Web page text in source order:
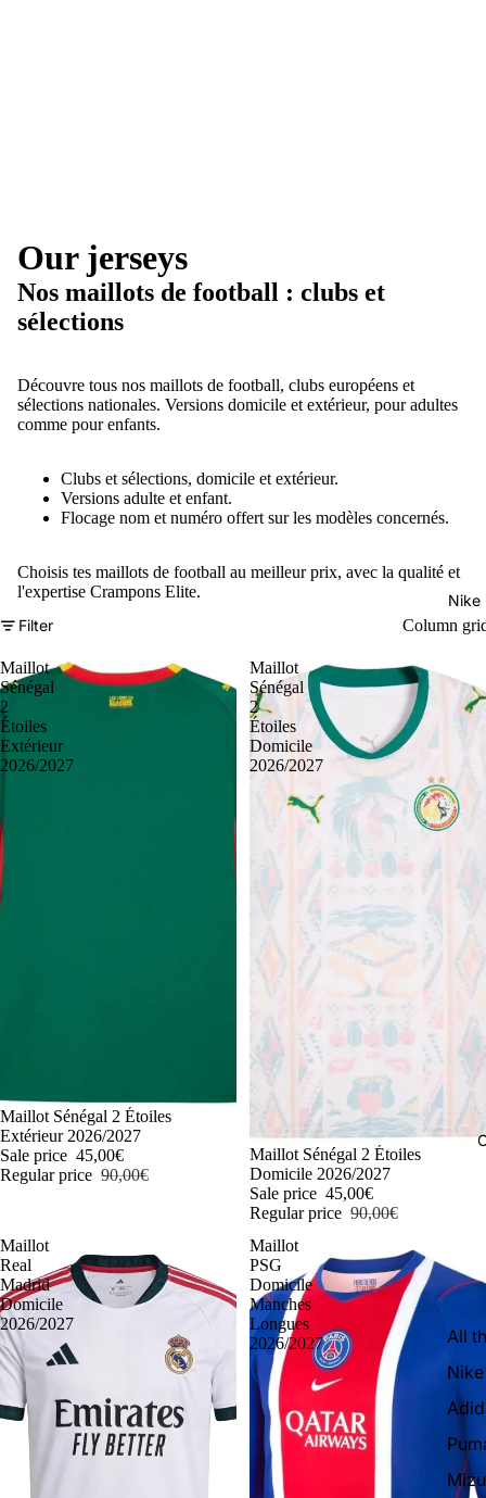
Nike
All
Nike
Our jerseys
Nos maillots de football : clubs et
sélections
Découvre tous nos maillots de football, clubs européens et
sélections nationales. Versions domicile et extérieur, pour adultes
comme pour enfants.
Clubs et sélections, domicile et extérieur.
Versions adulte et enfant.
Flocage nom et numéro offert sur les modèles concernés.
Choisis tes maillots de football au meilleur prix, avec la qualité et
l'expertise Crampons Elite.
Filter
Column
Maillot
Sénégal
2
Étoiles
Extérieur
2026/2027
-50%
Maillot Sénégal 2 Étoiles
Extérieur 2026/2027
Sale price 45,00€
Regular price 90,00€
Maillot
Sénégal
2
Étoiles
Domicile
2026/2027
-50%
Maillot Sénégal 2 Étoiles
Domicile 2026/2027
Sale price 45,00€
Regular price 90,00€
Maillot
Real
Madrid
Domicile
2026/2027
Maillot
PSG
Domicile
Manches
Longues
2026/2027